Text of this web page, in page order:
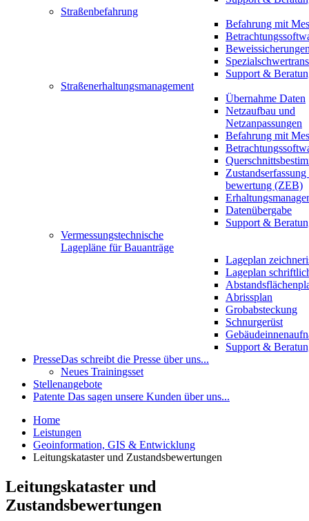
Straßenbefahrung
Befahrung mit
Support &
Straßenerhaltungsmanagement
Übernahme Daten
Netzaufbau und
Netzanpassungen
Befahrung mit
bewertung (ZEB)
Datenübergabe
Support &
Vermessungstechnische
Lagepläne für Bauanträge
Lageplan
Lageplan
Abrissplan
Grobabsteckung
Schnurgerüst
Support &
PresseDas schreibt die Presse über uns...
Neues Trainingsset
Stellenangebote
Patente Das sagen unsere Kunden über uns...
Home
Leistungen
Geoinformation, GIS & Entwicklung
Leitungskataster und Zustandsbewertungen
Leitungskataster und
Zustandsbewertungen